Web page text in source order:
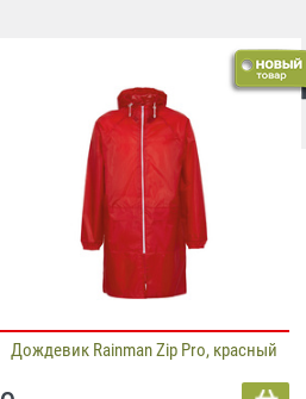
Дождевик Rainman Zip Pro, красный